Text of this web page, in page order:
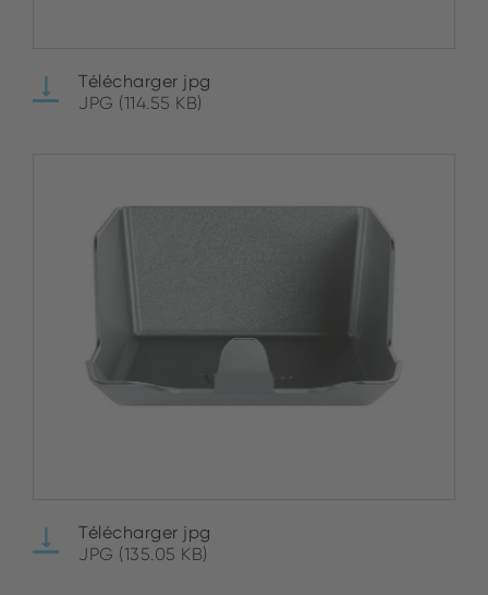
Télécharger jpg
JPG (114.55 KB)
Télécharger jpg
JPG (135.05 KB)